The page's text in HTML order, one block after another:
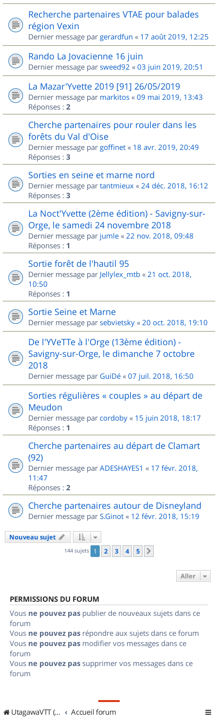
Recherche partenaires VTAE pour balades
région Vexin
Dernier message par gerardfun « 17 août 2019, 12:25
Rando La Jovacienne 16 juin
Dernier message par sweed92 « 03 juin 2019, 20:51
La Mazar'Yvette 2019 [91] 26/05/2019
Dernier message par markitos « 09 mai 2019, 13:43
Réponses : 2
Cherche partenaires pour rouler dans les
forêts du Val d'Oise
Dernier message par goffinet « 18 avr. 2019, 20:49
Réponses : 3
Sorties en seine et marne nord
Dernier message par tantmieux « 24 déc. 2018, 16:12
Réponses : 3
La Noct'Yvette (2ème édition) - Savigny-sur-
Orge, le samedi 24 novembre 2018
Dernier message par jumle « 22 nov. 2018, 09:48
Réponses : 1
Sortie forêt de l'hautil 95
Dernier message par Jellylex_mtb « 21 oct. 2018,
10:50
Réponses : 1
Sortie Seine et Marne
Dernier message par sebvietsky « 20 oct. 2018, 19:10
De l'YVeTTe à l'Orge (13ème édition) -
Savigny-sur-Orge, le dimanche 7 octobre
2018
Dernier message par GuiDé « 07 juil. 2018, 16:50
Sorties régulières « couples » au départ de
Meudon
Dernier message par cordoby « 15 juin 2018, 18:17
Réponses : 1
Cherche partenaires au départ de Clamart
(92)
Dernier message par ADESHAYES1 « 17 févr. 2018,
11:47
Réponses : 2
Cherche partenaires autour de Disneyland
Dernier message par S.Ginot « 12 févr. 2018, 15:19
Nouveau sujet
144 sujets 1 2 3 4 5
Aller
PERMISSIONS DU FORUM
Vous ne pouvez pas publier de nouveaux sujets dans ce
forum
Vous ne pouvez pas répondre aux sujets dans ce forum
Vous ne pouvez pas modifier vos messages dans ce
forum
Vous ne pouvez pas supprimer vos messages dans ce
forum
UtagawaVTT (Randos VTT et VTTAE avec traces GPS) Accueil forum